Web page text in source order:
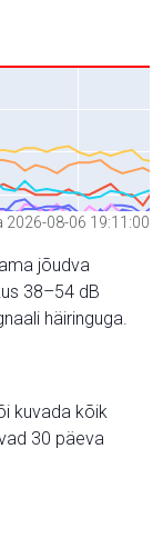
08-06 19:11:00
jõudva
38–54 dB
häiringuga.
kuvada kõik
30 päeva